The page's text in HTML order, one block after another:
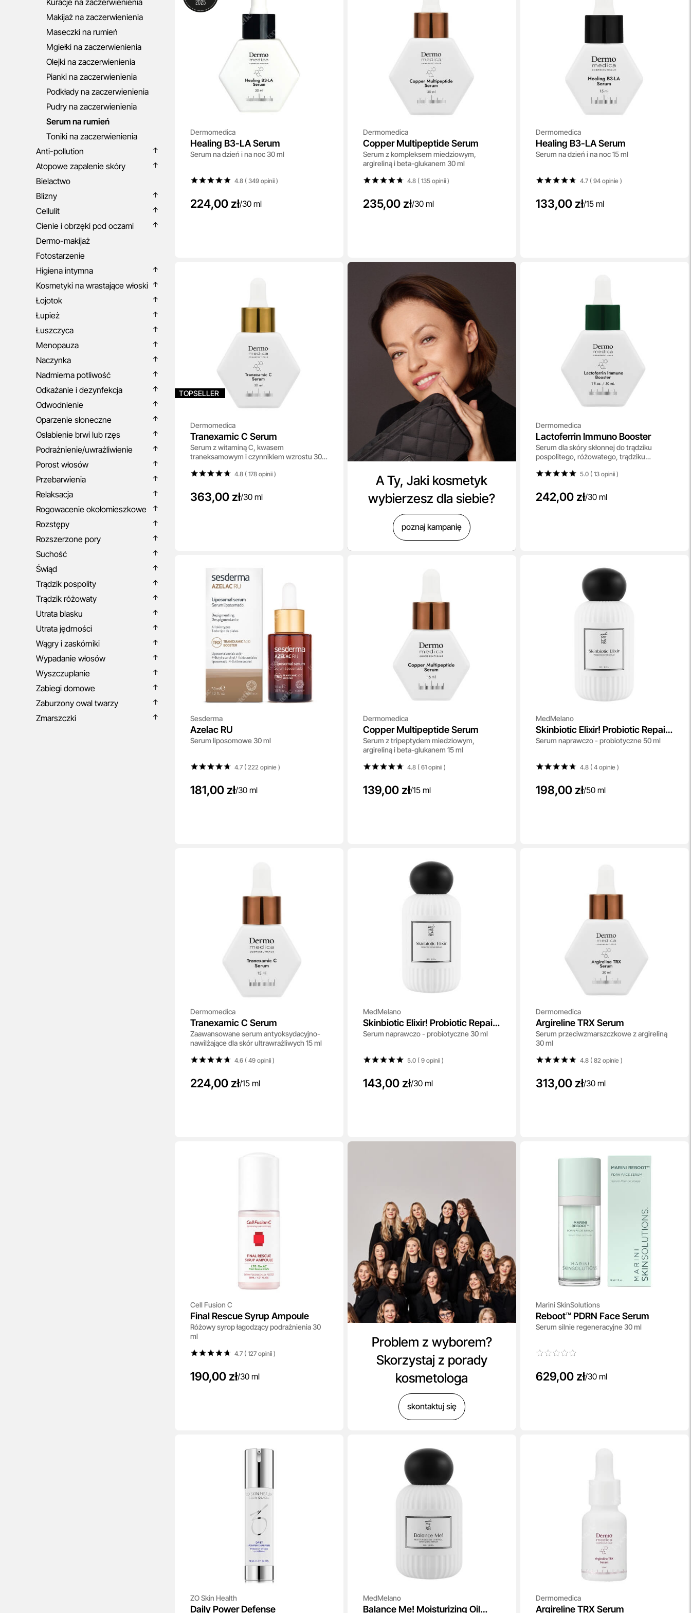
Kuracje na zaczerwienienia
Makijaż na zaczerwienienia
Maseczki na rumień
Mgiełki na zaczerwienienia
Olejki na zaczerwienienia
Pianki na zaczerwienienia
Podkłady na zaczerwienienia
Pudry na zaczerwienienia
Serum na rumień
Toniki na zaczerwienienia
Anti-pollution
Atopowe zapalenie skóry
Bielactwo
Blizny
Cellulit
Cienie i obrzęki pod oczami
Dermo-makijaż
Fotostarzenie
Higiena intymna
Kosmetyki na wrastające włoski
Łojotok
Łupież
Łuszczyca
Menopauza
Naczynka
Nadmierna potliwość
Odkażanie i dezynfekcja
Odwodnienie
Oparzenie słoneczne
Osłabienie brwi lub rzęs
Podrażnienie/uwrażliwienie
Porost włosów
Przebarwienia
Relaksacja
Rogowacenie okołomieszkowe
Rozstępy
Rozszerzone pory
Suchość
Świąd
Trądzik pospolity
Trądzik różowaty
Utrata blasku
Utrata jędrności
Wągry i zaskórniki
Wypadanie włosów
Wyszczuplanie
Zabiegi domowe
Zaburzony owal twarzy
Zmarszczki
Dermomedica
Healing B3-LA Serum
Serum na dzień i na noc 30 ml
4.8 ( 349opinii)
224,00 zł/30 ml
Dermomedica
Copper Multipeptide Serum
Serum z kompleksem miedziowym,
argireliną i beta-glukanem 30 ml
4.8 ( 135opinii)
235,00 zł/30 ml
Dermomedica
Healing B3-LA Serum
Serum na dzień i na noc 15 ml
4.7 ( 94opinie)
133,00 zł/15 ml
TOPSELLER
Dermomedica
Tranexamic C Serum
Serum z witaminą C, kwasem
traneksamowym i czynnikiem wzrostu 30
4.8 ( 178opinii)
363,00 zł/30 ml
A Ty, Jaki kosmetyk
wybierzesz dla siebie?
poznaj kampanię
Dermomedica
Lactoferrin Immuno Booster
Serum dla skóry skłonnej do trądziku
pospolitego, różowatego, trądziku
5.0 ( 13opinii)
242,00 zł/30 ml
Sesderma
Azelac RU
Serum liposomowe 30 ml
4.7 ( 222opinie)
181,00 zł/30 ml
Dermomedica
Copper Multipeptide Serum
Serum z tripeptydem miedziowym,
argireliną i beta-glukanem 15 ml
4.8 ( 61opinii)
139,00 zł/15 ml
MedMelano
Skinbiotic Elixir! Probiotic Repair
Serum
Serum naprawczo - probiotyczne 50 ml
4.8 ( 4opinie)
198,00 zł/50 ml
Dermomedica
Tranexamic C Serum
Zaawansowane serum antyoksydacyjno-
nawilżające dla skór ultrawrażliwych 15 ml
4.6 ( 49opinii)
224,00 zł/15 ml
MedMelano
Skinbiotic Elixir! Probiotic Repair
Serum
Serum naprawczo - probiotyczne 30 ml
5.0 ( 9opinii)
143,00 zł/30 ml
Dermomedica
Argireline TRX Serum
Serum przeciwzmarszczkowe z argireliną
30 ml
4.8 ( 82opinie)
313,00 zł/30 ml
Cell Fusion C
Final Rescue Syrup Ampoule
Różowy syrop łagodzący podrażnienia 30
ml
4.7 ( 127opinii)
190,00 zł/30 ml
Problem z wyborem?
Skorzystaj z porady
kosmetologa
skontaktuj się
Marini SkinSolutions
Reboot™ PDRN Face Serum
Serum silnie regeneracyjne 30 ml
629,00 zł/30 ml
ZO Skin Health
Daily Power Defense
MedMelano
Balance Me! Moisturizing Oil
Dermomedica
Argireline TRX Serum